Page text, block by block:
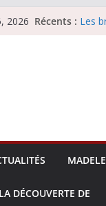
2026 Récents : Les
DÉCOUVERTE DE